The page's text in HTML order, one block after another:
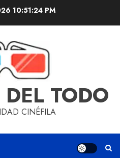
10:51:24 PM
TODO
CINÉFILA